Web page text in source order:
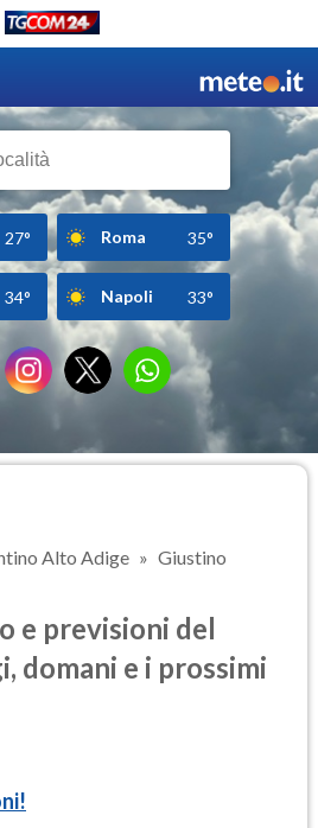
27° Roma 35°
34° Napoli 33°
Alto Adige Giustino
e previsioni del
domani e i prossimi